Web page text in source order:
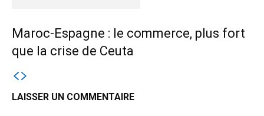
Maroc-Espagne : le commerce, plus fort
que la crise de Ceuta
LAISSER UN COMMENTAIRE